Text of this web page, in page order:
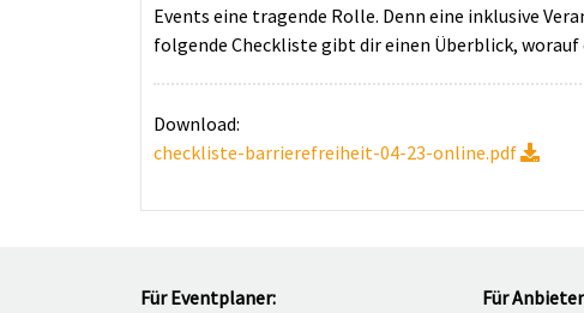
Events eine tragende Rolle. Denn eine inklusive
folgende Checkliste gibt dir einen Überblick,
Download:
checkliste-barrierefreiheit-04-23-online.pdf
Für Eventplaner:
Für